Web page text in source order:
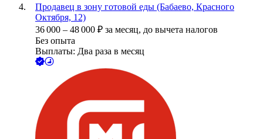
Продавец в зону готовой еды (Бабаево, Красного
Октября, 12)
36 000 – 48 000 ₽ за месяц, до вычета налогов
Без опыта
Выплаты: Два раза в месяц